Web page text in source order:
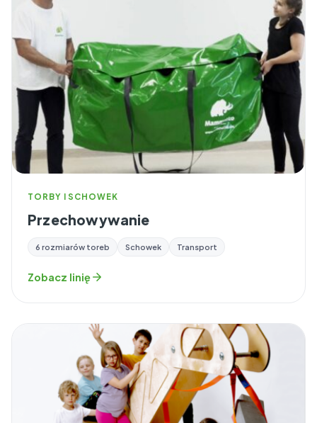
TORBY I SCHOWEK
Przechowywanie
6 rozmiarów toreb Schowek Transport
Zobacz linię